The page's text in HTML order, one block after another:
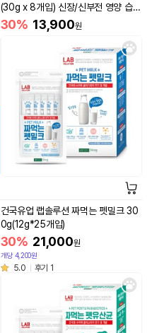
(30g x 8개입) 신장/신부전 영양 습식
캔
30% 13,900원
건국유업 랩솔루션 짜먹는 펫밀크 30
0g(12g*25개입)
30% 21,000원
개당 4,200원
5.0 후기 1